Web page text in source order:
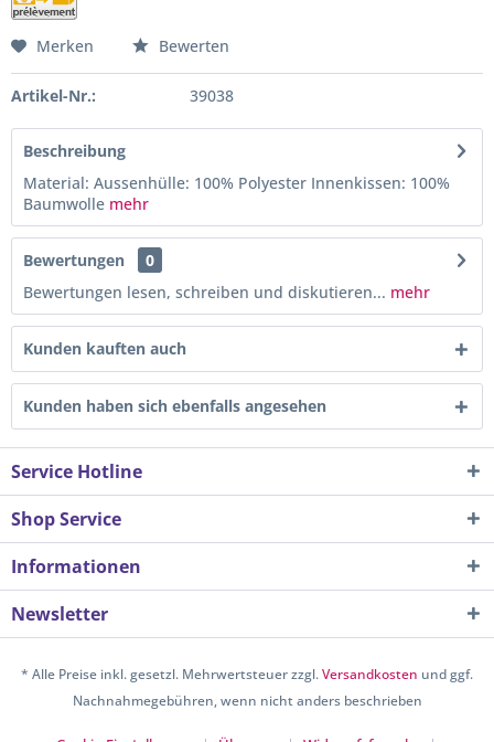
Merken Bewerten
Artikel-Nr.: 39038
Beschreibung
Material: Aussenhülle: 100% Polyester Innenkissen: 100%
Baumwolle mehr
Bewertungen
0
Bewertungen lesen, schreiben und diskutieren... mehr
Kunden kauften auch
Kunden haben sich ebenfalls angesehen
Service Hotline
Shop Service
Informationen
Newsletter
* Alle Preise inkl. gesetzl. Mehrwertsteuer zzgl.Versandkosten und ggf.
Nachnahmegebühren, wenn nicht anders beschrieben